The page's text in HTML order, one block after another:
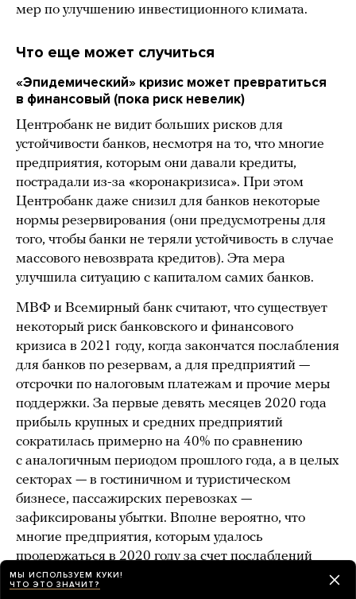
мер по улучшению инвестиционного климата.
Что еще может случиться
«Эпидемический» кризис может превратиться
в финансовый (пока риск невелик)
Центробанк не видит больших рисков для
устойчивости банков, несмотря на то, что многие
предприятия, которым они давали кредиты,
пострадали из-за «коронакризиса». При этом
Центробанк даже снизил для банков некоторые
нормы резервирования (они предусмотрены для
того, чтобы банки не теряли устойчивость в случае
массового невозврата кредитов). Эта мера
улучшила ситуацию с капиталом самих банков.
МВФ и Всемирный банк считают, что существует
некоторый риск банковского и финансового
кризиса в 2021 году, когда закончатся послабления
для банков по резервам, а для предприятий —
отсрочки по налоговым платежам и прочие меры
поддержки. За первые девять месяцев 2020 года
прибыль крупных и средних предприятий
сократилась примерно на 40% по сравнению
с аналогичным периодом прошлого года, а в целых
секторах — в гостиничном и туристическом
бизнесе, пассажирских перевозках —
зафиксированы убытки. Вполне вероятно, что
многие предприятия, которым удалось
продержаться в 2020 году за счет послаблений
и помощи государства, массово не смогут
обслуживать свои долги.
МЫ ИСПОЛЬЗУЕМ КУКИ!
ЧТО ЭТО ЗНАЧИТ?